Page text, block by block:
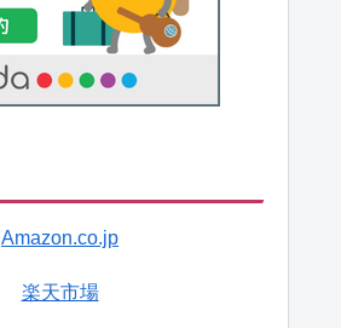
Amazon.co.jp
楽天市場